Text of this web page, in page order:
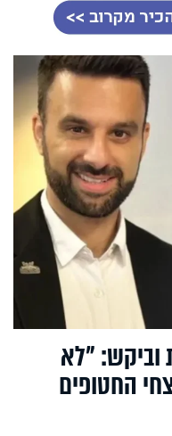
וביקש: "לא
החטופים